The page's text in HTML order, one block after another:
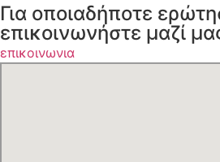
Για οποιαδήποτε
επικοινωνήστε μαζί
επικοινωνια